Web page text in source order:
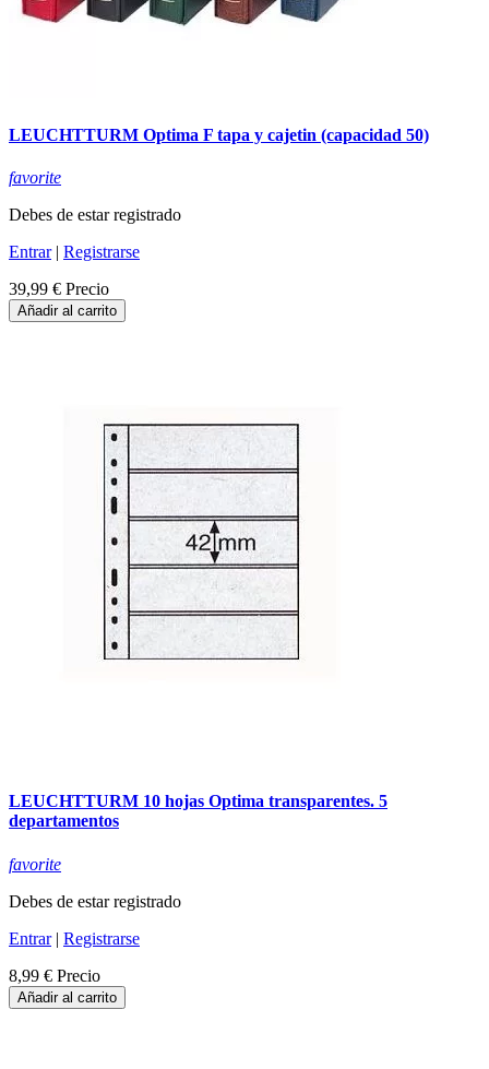
LEUCHTTURM Optima F tapa y cajetin (capacidad 50)
favorite
Debes de estar registrado
Entrar| Registrarse
39,99 € Precio
Añadir al carrito
LEUCHTTURM 10 hojas Optima transparentes. 5
departamentos
favorite
Debes de estar registrado
Entrar| Registrarse
8,99 € Precio
Añadir al carrito